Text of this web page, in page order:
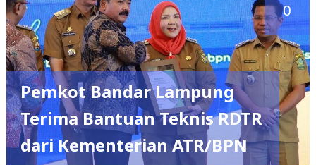
0
Pemkot Bandar Lampung
Terima Bantuan Teknis RDTR
dari Kementerian ATR/BPN